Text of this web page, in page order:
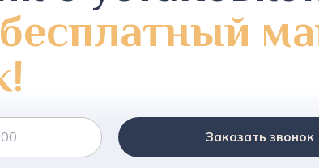
бесплатный
Заказать звонок